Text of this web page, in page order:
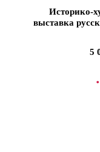
Историко-
выставка
5
В